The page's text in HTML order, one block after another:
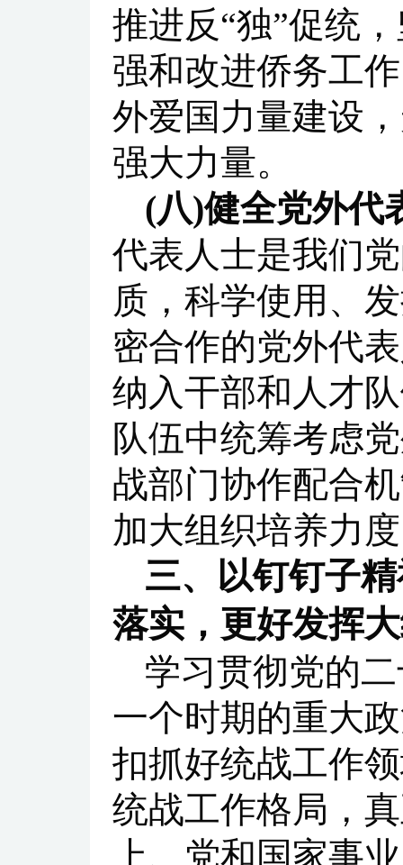
推进反“独”促统
强和改进侨务工
外爱国力量建设
强大力量。
(八)健全党外代
代表人士是我们
质，科学使用、
密合作的党外代
纳入干部和人才
队伍中统筹考虑
战部门协作配合
加大组织培养力
三、以钉钉子
落实，更好发挥
学习贯彻党的
一个时期的重大
扣抓好统战工作
统战工作格局，
上、党和国家事